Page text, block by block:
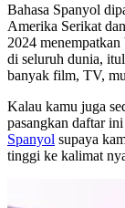
Bahasa Spanyol
Amerika Serikat
2024
di seluruh dunia,
banyak film, TV,
Kalau kamu juga
pasangkan daftar
Spanyol supaya
tinggi ke kalimat